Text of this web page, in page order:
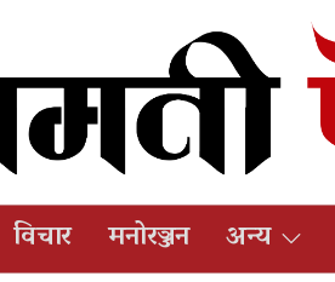
विचार मनोरञ्जन अन्य